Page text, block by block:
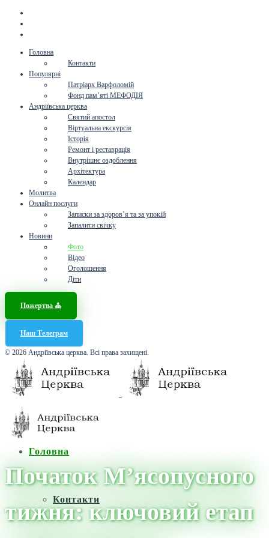
Головна
Контакти
Популярні
Патріарх Варфоломій
Фонд пам’яті МЕФОДІЯ
Андріївська церква
Святий апостол
Віртуальна екскурсія
Історія
Ремонт і реставрація
Внутрішнє оздоблення
Архітектура
Календар
Молитва
Онлайн послуги
Записки за здоров’я та за упокій
Запалити свічку
Новини
Фото
Відео
Оголошення
Діти
Пожертва ⛪️
Наш Телеграм
© 2026 Андріївська церква. Всі права захищені.
Головна
Контакти
Початок М’ясопусного
тижня: ключовий етап